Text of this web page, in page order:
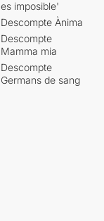
es imposible'
Descompte Ànima
Descompte
Mamma mia
Descompte
Germans de sang